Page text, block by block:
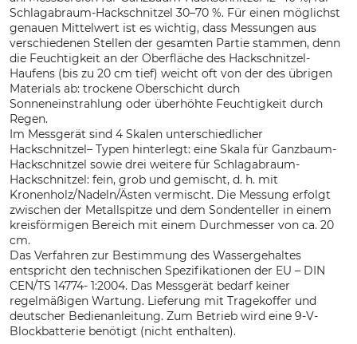
Schlagabraum-Hackschnitzel 30–70 %. Für einen möglichst
genauen Mittelwert ist es wichtig, dass Messungen aus
verschiedenen Stellen der gesamten Partie stammen, denn
die Feuchtigkeit an der Oberfläche des Hackschnitzel-
Haufens (bis zu 20 cm tief) weicht oft von der des übrigen
Materials ab: trockene Oberschicht durch
Sonneneinstrahlung oder überhöhte Feuchtigkeit durch
Regen.
Im Messgerät sind 4 Skalen unterschiedlicher
Hackschnitzel– Typen hinterlegt: eine Skala für Ganzbaum-
Hackschnitzel sowie drei weitere für Schlagabraum-
Hackschnitzel: fein, grob und gemischt, d. h. mit
Kronenholz/Nadeln/Ästen vermischt. Die Messung erfolgt
zwischen der Metallspitze und dem Sondenteller in einem
kreisförmigen Bereich mit einem Durchmesser von ca. 20
cm.
Das Verfahren zur Bestimmung des Wassergehaltes
entspricht den technischen Spezifikationen der EU – DIN
CEN/TS 14774- 1:2004. Das Messgerät bedarf keiner
regelmäßigen Wartung. Lieferung mit Tragekoffer und
deutscher Bedienanleitung. Zum Betrieb wird eine 9-V-
Blockbatterie benötigt (nicht enthalten).